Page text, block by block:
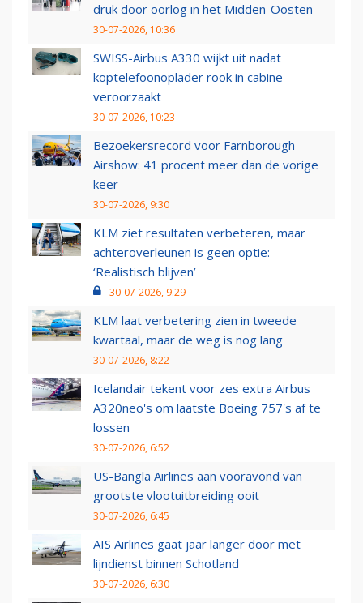
druk door oorlog in het Midden-Oosten
30-07-2026, 10:36
SWISS-Airbus A330 wijkt uit nadat
koptelefoonoplader rook in cabine
veroorzaakt
30-07-2026, 10:23
Bezoekersrecord voor Farnborough
Airshow: 41 procent meer dan de vorige
keer
30-07-2026, 9:30
KLM ziet resultaten verbeteren, maar
achteroverleunen is geen optie:
‘Realistisch blijven’
30-07-2026, 9:29
KLM laat verbetering zien in tweede
kwartaal, maar de weg is nog lang
30-07-2026, 8:22
Icelandair tekent voor zes extra Airbus
A320neo's om laatste Boeing 757's af te
lossen
30-07-2026, 6:52
US-Bangla Airlines aan vooravond van
grootste vlootuitbreiding ooit
30-07-2026, 6:45
AIS Airlines gaat jaar langer door met
lijndienst binnen Schotland
30-07-2026, 6:30